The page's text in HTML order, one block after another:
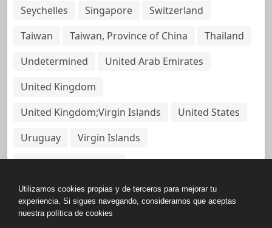
Seychelles
Singapore
Switzerland
Taiwan
Taiwan, Province of China
Thailand
Undetermined
United Arab Emirates
United Kingdom
United Kingdom;Virgin Islands
United States
Uruguay
Virgin Islands
Virgin Islands, British
Utilizamos cookies propias y de terceros para mejorar tu
experiencia. Si sigues navegando, consideramos que aceptas
nuestra política de cookies